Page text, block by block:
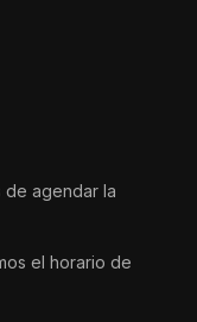
de agendar la
el horario de